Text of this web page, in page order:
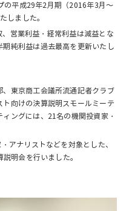
の平成29年2月期（2016年3月～
しました。
営業利益・経常利益は減益とな
純利益は過去最高を更新いたし
東京商工会議所流通記者クラブ
向けの決算説明スモールミーテ
ングには、21名の機関投資家・
アナリストなどを対象とした、
明会を行いました。